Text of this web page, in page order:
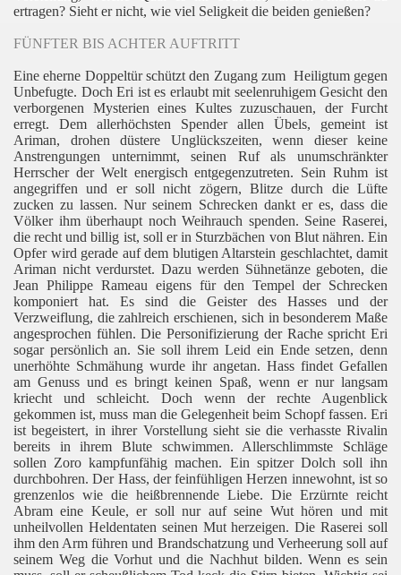
ertragen? Sieht er nicht, wie viel Seligkeit die beiden genießen?
FÜNFTER BIS ACHTER AUFTRITT
Eine eherne Doppeltür schützt den Zugang zum Heiligtum gegen
Unbefugte. Doch Eri ist es erlaubt mit seelenruhigem Gesicht den
verborgenen Mysterien eines Kultes zuzuschauen, der Furcht
erregt. Dem allerhöchsten Spender allen Übels, gemeint ist
Ariman, drohen düstere Unglückszeiten, wenn dieser keine
Anstrengungen unternimmt, seinen Ruf als unumschränkter
Herrscher der Welt energisch entgegenzutreten. Sein Ruhm ist
angegriffen und er soll nicht zögern, Blitze durch die Lüfte
zucken zu lassen. Nur seinem Schrecken dankt er es, dass die
Völker ihm überhaupt noch Weihrauch spenden. Seine Raserei,
die recht und billig ist, soll er in Sturzbächen von Blut nähren. Ein
Opfer wird gerade auf dem blutigen Altarstein geschlachtet, damit
Ariman nicht verdurstet. Dazu werden Sühnetänze geboten, die
Jean Philippe Rameau eigens für den Tempel der Schrecken
komponiert hat. Es sind die Geister des Hasses und der
Verzweiflung, die zahlreich erschienen, sich in besonderem Maße
angesprochen fühlen. Die Personifizierung der Rache spricht Eri
sogar persönlich an. Sie soll ihrem Leid ein Ende setzen, denn
unerhöhte Schmähung wurde ihr angetan. Hass findet Gefallen
am Genuss und es bringt keinen Spaß, wenn er nur langsam
kriecht und schleicht. Doch wenn der rechte Augenblick
gekommen ist, muss man die Gelegenheit beim Schopf fassen. Eri
ist begeistert, in ihrer Vorstellung sieht sie die verhasste Rivalin
bereits in ihrem Blute schwimmen. Allerschlimmste Schläge
sollen Zoro kampfunfähig machen. Ein spitzer Dolch soll ihn
durchbohren. Der Hass, der feinfühligen Herzen innewohnt, ist so
grenzenlos wie die heißbrennende Liebe. Die Erzürnte reicht
Abram eine Keule, er soll nur auf seine Wut hören und mit
unheilvollen Heldentaten seinen Mut herzeigen. Die Raserei soll
ihm den Arm führen und Brandschatzung und Verheerung soll auf
seinem Weg die Vorhut und die Nachhut bilden. Wenn es sein